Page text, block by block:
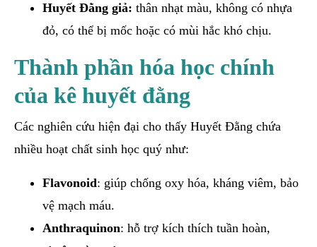
Huyết Đằng giả: thân nhạt màu, không có nhựa
đỏ, có thể bị mốc hoặc có mùi hắc khó chịu.
Thành phần hóa học chính
của kê huyết đằng
Các nghiên cứu hiện đại cho thấy Huyết Đằng chứa
nhiều hoạt chất sinh học quý như:
Flavonoid: giúp chống oxy hóa, kháng viêm, bảo
vệ mạch máu.
Anthraquinon: hỗ trợ kích thích tuần hoàn,